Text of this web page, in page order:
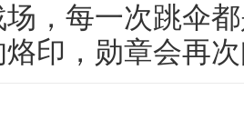
场，每一次跳伞
印，勋章会再